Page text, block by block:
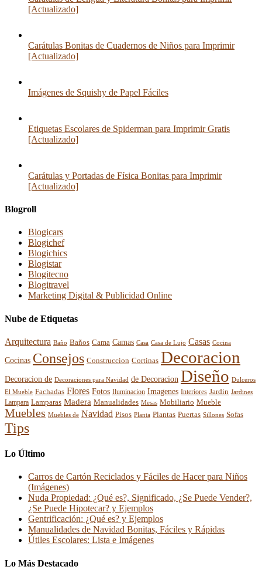
[Actualizado]
Carátulas Bonitas de Cuadernos de Niños para Imprimir
[Actualizado]
Imágenes de Squishy de Papel Fáciles
Etiquetas Escolares de Spiderman para Imprimir Gratis
[Actualizado]
Carátulas y Portadas de Física Bonitas para Imprimir
[Actualizado]
Blogroll
Blogicars
Blogichef
Blogichics
Blogistar
Blogitecno
Blogitravel
Marketing Digital & Publicidad Online
Nube de Etiquetas
Arquitectura Baño Baños Cama Camas Casa Casa de Lujo Casas Cocina
Cocinas Consejos Construccion Cortinas Decoracion
Decoracion de Decoraciones para Navidad de Decoracion Diseño Dulceros
El Mueble Fachadas Flores Fotos Iluminacion Imagenes Interiores Jardin Jardines
Lampara Lamparas Madera Manualidades Mesas Mobiliario Mueble
Muebles Muebles de Navidad Pisos Planta Plantas Puertas Sillones Sofas
Tips
Lo Último
Carros de Cartón Reciclados y Fáciles de Hacer para Niños
(Imágenes)
Nuda Propiedad: ¿Qué es?, Significado, ¿Se Puede Vender?,
¿Se Puede Hipotecar? y Ejemplos
Gentrificación: ¿Qué es? y Ejemplos
Manualidades de Navidad Bonitas, Fáciles y Rápidas
Útiles Escolares: Lista e Imágenes
Lo Más Destacado